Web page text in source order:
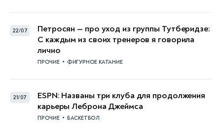
22/07
Петросян — про уход из группы Тутберидзе:
С каждым из своих тренеров я говорила
лично
ПРОЧИЕ • ФИГУРНОЕ КАТАНИЕ
21/07
ESPN: Названы три клуба для продолжения
карьеры Леброна Джеймса
ПРОЧИЕ • БАСКЕТБОЛ